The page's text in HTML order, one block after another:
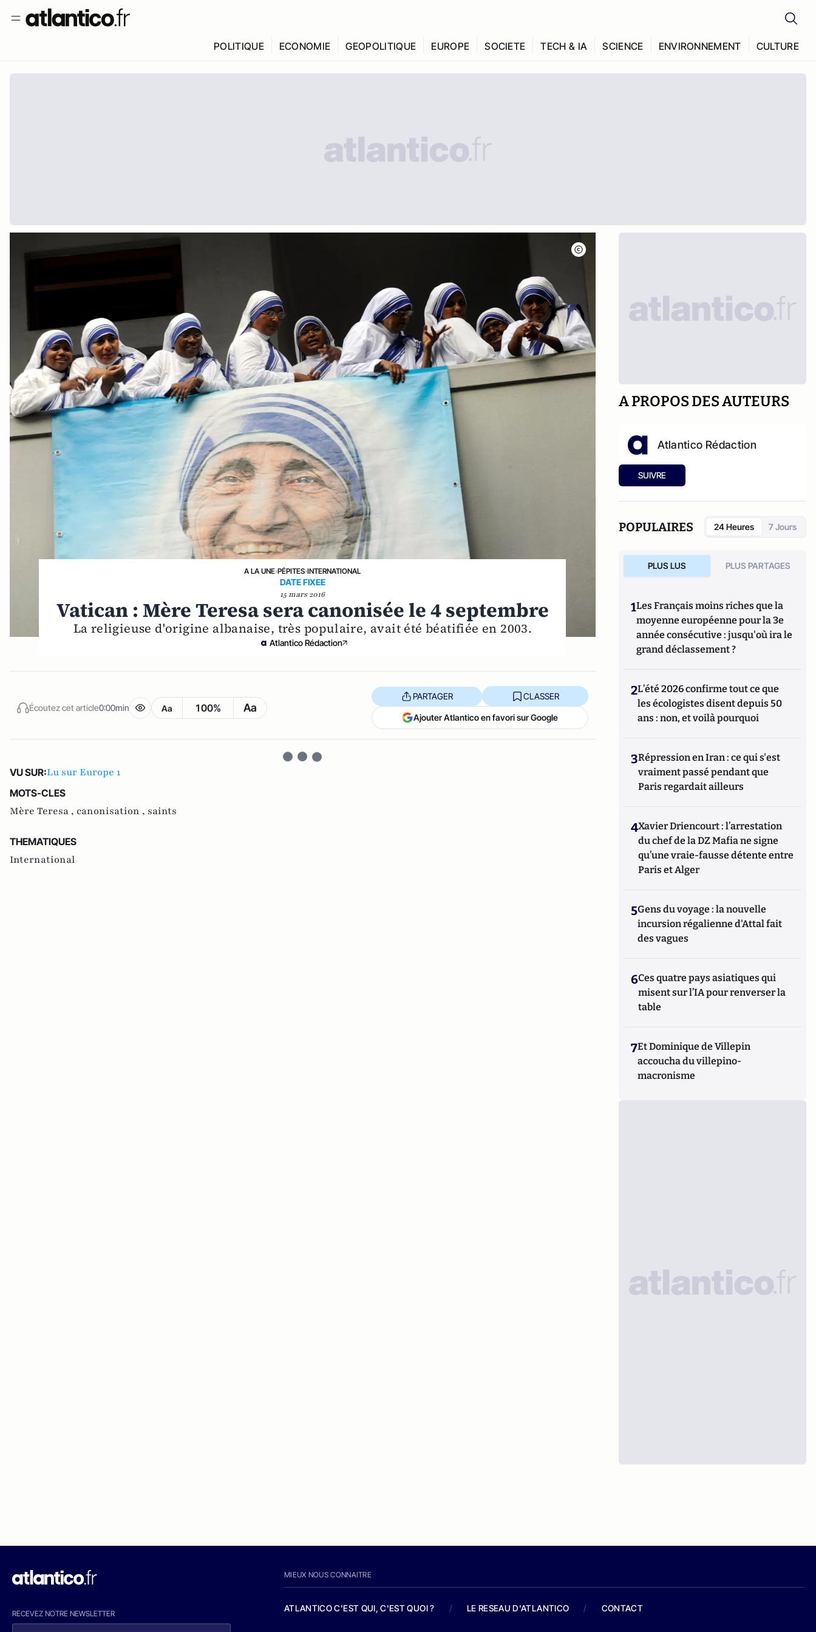
POLITIQUE ECONOMIE GEOPOLITIQUE EUROPE SOCIETE TECH & IA SCIENCE ENVIRONNEMENT CULTURE
A LA UNE›PÉPITES›INTERNATIONAL
DATE FIXEE
15 mars 2016
Vatican : Mère Teresa sera canonisée le 4 septembre
La religieuse d'origine albanaise, très populaire, avait été béatifiée en 2003.
Atlantico Rédaction
Écoutez cet article0:00min Aa 100% Aa
PARTAGER CLASSER
Ajouter Atlantico en favori sur Google
VU SUR:Lu sur Europe 1
MOTS-CLES
Mère Teresa , canonisation , saints
THEMATIQUES
International
A PROPOS DES AUTEURS
Atlantico Rédaction
SUIVRE
POPULAIRES 24 Heures 7 Jours
PLUS LUS PLUS PARTAGES
1Les Français moins riches que la
moyenne européenne pour la 3e
année consécutive : jusqu'où ira le
grand déclassement ?
2L’été 2026 confirme tout ce que
les écologistes disent depuis 50
ans : non, et voilà pourquoi
3Répression en Iran : ce qui s'est
vraiment passé pendant que
Paris regardait ailleurs
4Xavier Driencourt : l’arrestation
du chef de la DZ Mafia ne signe
qu’une vraie-fausse détente entre
Paris et Alger
5Gens du voyage : la nouvelle
incursion régalienne d'Attal fait
des vagues
6Ces quatre pays asiatiques qui
misent sur l’IA pour renverser la
table
7Et Dominique de Villepin
accoucha du villepino-
macronisme
RECEVEZ NOTRE NEWSLETTER
MIEUX NOUS CONNAITRE
ATLANTICO C'EST QUI, C'EST QUOI ? / LE RESEAU D'ATLANTICO / CONTACT